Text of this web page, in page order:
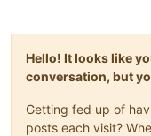
Hello! It looks like
conversation, but
Getting fed up of
posts each visit?